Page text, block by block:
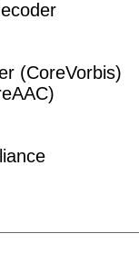
(CoreVorbis)